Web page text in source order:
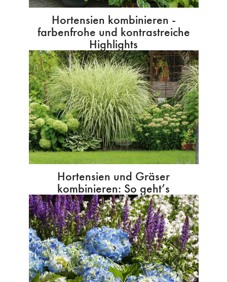
Hortensien kombinieren -
farbenfrohe und kontrastreiche
Highlights
Hortensien und Gräser
kombinieren: So geht’s